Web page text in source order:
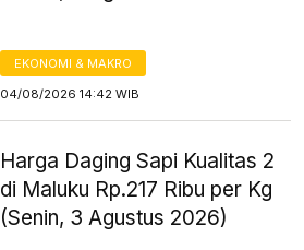
EKONOMI & MAKRO
04/08/2026 14:42 WIB
Harga Daging Sapi Kualitas 2
di Maluku Rp.217 Ribu per Kg
(Senin, 3 Agustus 2026)